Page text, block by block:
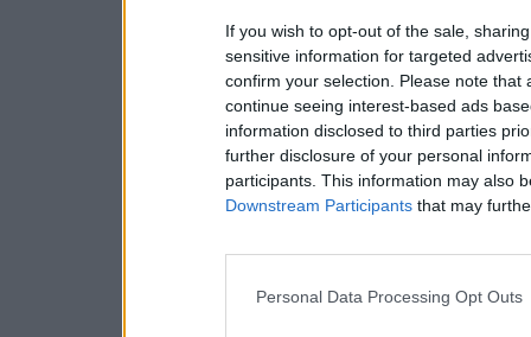
If you wish to opt-out of the sale,
sensitive information for targeted
confirm your selection. Please note
continue seeing interest-based ads
information disclosed to third parties
further disclosure of your personal
participants. This information may also
Downstream Participants that may
Personal Data Processing Opt Outs